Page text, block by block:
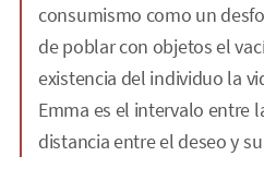
consumismo como un
de poblar con objetos el
existencia del individuo la
Emma es el intervalo entre
distancia entre el deseo y